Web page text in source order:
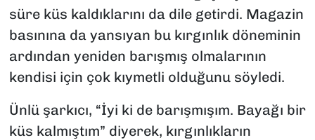
süre küs kaldıklarını da dile getirdi. Magazin
basınına da yansıyan bu kırgınlık döneminin
ardından yeniden barışmış olmalarının
kendisi için çok kıymetli olduğunu söyledi.
Ünlü şarkıcı, “İyi ki de barışmışım. Bayağı bir
küs kalmıştım” diyerek, kırgınlıkların